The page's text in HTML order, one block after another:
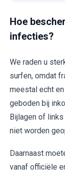
Hoe
infecties?
We raden u
surfen, omdat
meestal echt
geboden bij
Bijlagen of
niet worden
Daarnaast
vanaf officiële